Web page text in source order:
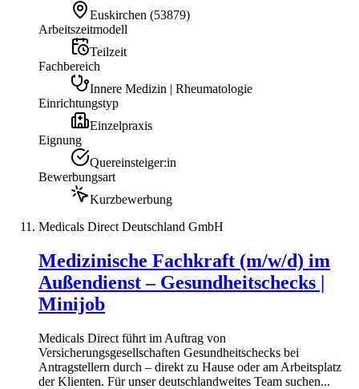
Euskirchen (53879)
Arbeitszeitmodell
Teilzeit
Fachbereich
Innere Medizin | Rheumatologie
Einrichtungstyp
Einzelpraxis
Eignung
Quereinsteiger:in
Bewerbungsart
Kurzbewerbung
Medicals Direct Deutschland GmbH
Medizinische Fachkraft (m/w/d) im
Außendienst – Gesundheitschecks |
Minijob
Medicals Direct führt im Auftrag von
Versicherungsgesellschaften Gesundheitschecks bei
Antragstellern durch – direkt zu Hause oder am Arbeitsplatz
der Klienten. Für unser deutschlandweites Team suchen...